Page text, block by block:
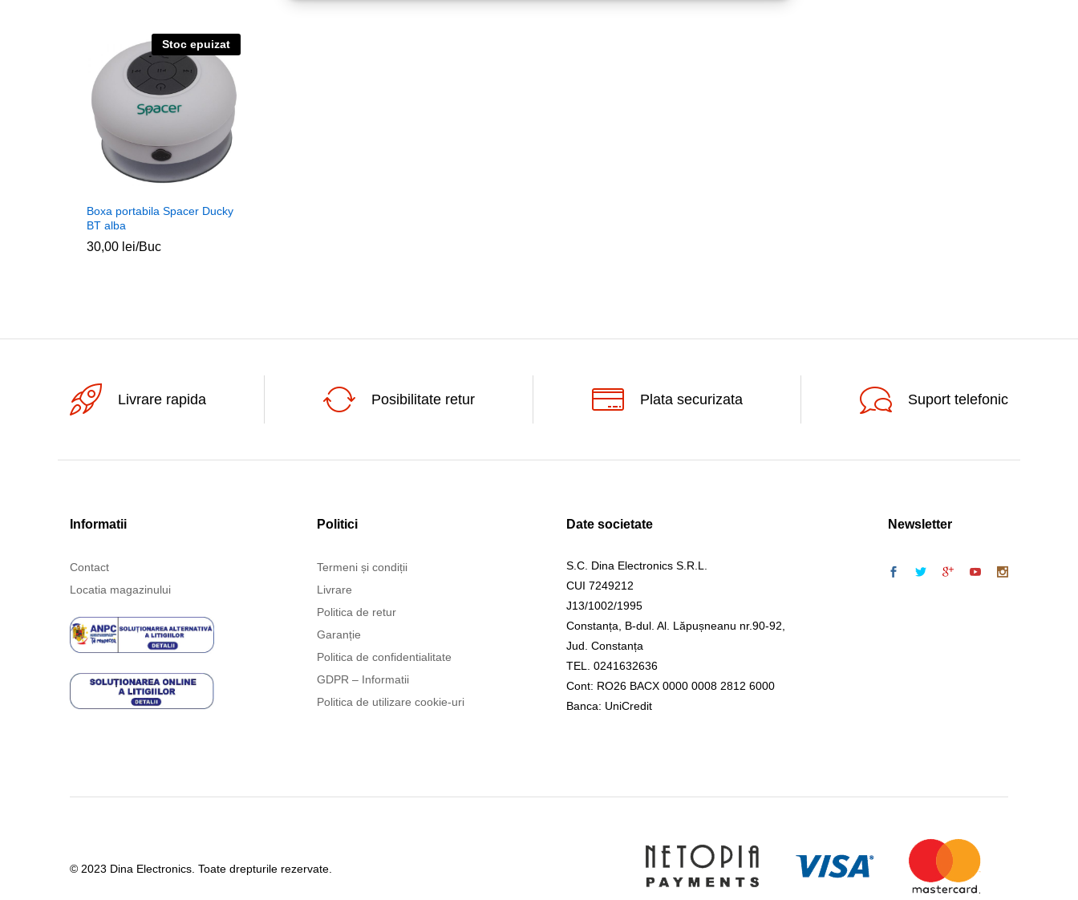
Stoc epuizat
Boxa portabila Spacer Ducky
BT alba
30,00 lei/Buc
Livrare rapida Posibilitate retur Plata securizata Suport telefonic
Informatii
Contact
Locatia magazinului
Politici
Termeni și condiții
Livrare
Politica de retur
Garanție
Politica de confidentialitate
GDPR – Informatii
Politica de utilizare cookie-uri
Date societate
S.C. Dina Electronics S.R.L.
CUI 7249212
J13/1002/1995
Constanța, B-dul. Al. Lăpușneanu nr.90-92,
Jud. Constanța
TEL. 0241632636
Cont: RO26 BACX 0000 0008 2812 6000
Banca: UniCredit
Newsletter
© 2023 Dina Electronics. Toate drepturile rezervate.